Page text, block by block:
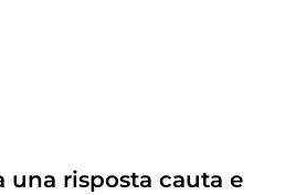
una risposta cauta e